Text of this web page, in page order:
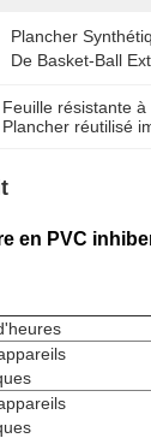
Plancher
De Basket-Ball
Feuille résistante
Plancher réutilisé
en PVC